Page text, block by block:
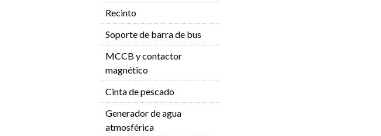
Recinto
Soporte de barra de bus
MCCB y contactor
magnético
Cinta de pescado
Generador de agua
atmosférica